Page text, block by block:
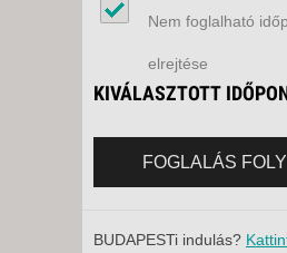
Nem foglalható
elrejtése
KIVÁLASZTOTT
FOGLALÁS
BUDAPESTi indulás?